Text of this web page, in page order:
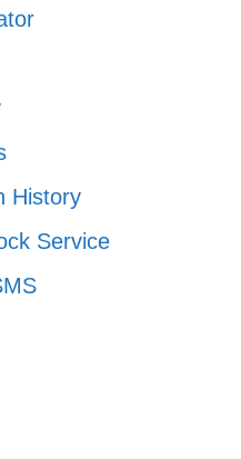
History
Service